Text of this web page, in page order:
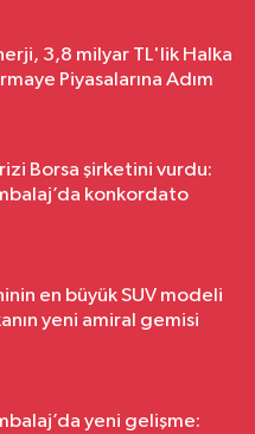
3,8 milyar TL'lik Halka
Piyasalarına Adım
Borsa şirketini vurdu:
konkordato
en büyük SUV modeli
yeni amiral gemisi
yeni gelişme: